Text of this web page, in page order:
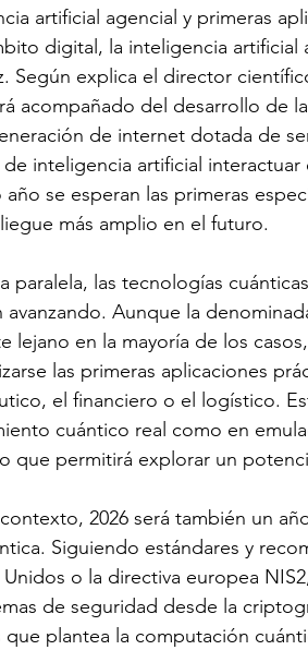
artificial agencial y primeras
digital, la inteligencia artificial
Según explica el director
acompañado del desarrollo de
de internet dotada de
inteligencia artificial interactuar
se esperan las primeras
más amplio en el futuro.
paralela, las tecnologías
avanzando. Aunque la
lejano en la mayoría de los
las primeras aplicaciones
el financiero o el logístico.
cuántico real como en
que permitirá explorar un
2026 será también un
Siguiendo estándares y
Unidos o la directiva europea
de seguridad desde la
que plantea la computación